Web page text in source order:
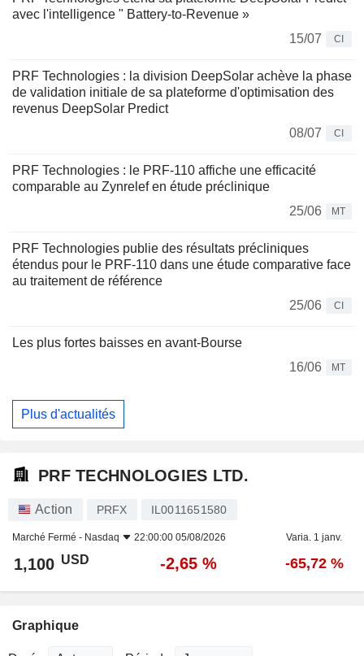
avec l'intelligence " Battery-to-Revenue »
15/07
CI
PRF Technologies : la division DeepSolar achève la phase
de validation initiale de sa plateforme d'optimisation des
revenus DeepSolar Predict
08/07
CI
PRF Technologies : le PRF-110 affiche une efficacité
comparable au Zynrelef en étude préclinique
25/06
MT
PRF Technologies publie des résultats précliniques
étendus pour le PRF-110 dans une étude comparative face
au traitement de référence
25/06
CI
Les plus fortes baisses en avant-Bourse
16/06
MT
Plus d'actualités
PRF TECHNOLOGIES LTD.
Action PRFX IL0011651580
Marché Fermé - Nasdaq 22:00:00 05/08/2026 Varia. 1 janv.
1,100 USD -2,65 % -65,72 %
Graphique